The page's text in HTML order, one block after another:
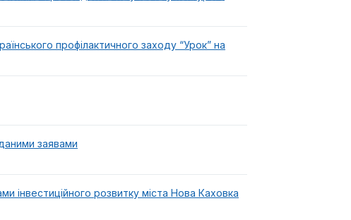
профілактичного заходу “Урок” на
заявами
інвестиційного розвитку міста Нова Каховка